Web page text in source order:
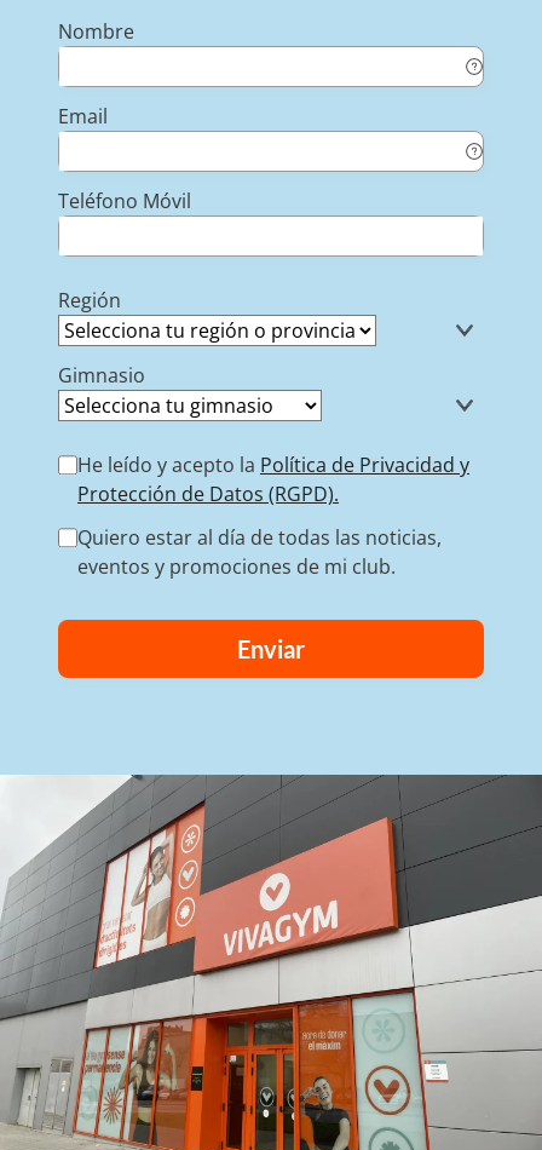
Nombre
Email
Teléfono Móvil
Región
Gimnasio
He leído y acepto la Política de Privacidad y
Protección de Datos (RGPD).
Quiero estar al día de todas las noticias,
eventos y promociones de mi club.